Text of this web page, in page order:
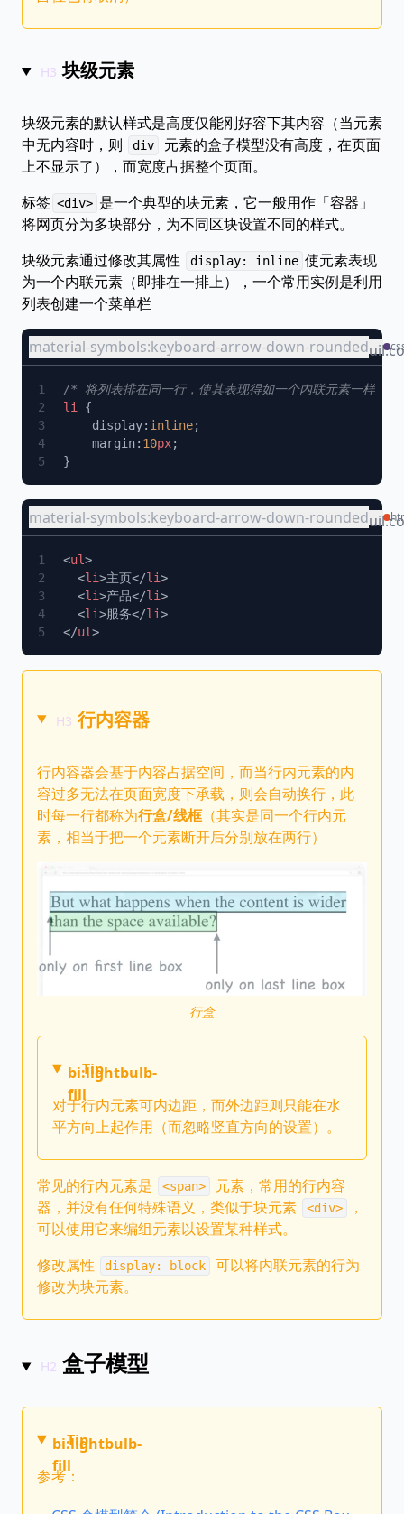
块级元素
块级元素的默认样式是高度仅能刚好容下其内容（当元素
中无内容时，则
div
元素的盒子模型没有高度，在页面
上不显示了），而宽度占据整个页面。
标签 <div> 是一个典型的块元素，它一般用作「容器」
将网页分为多块部分，为不同区块设置不同的样式。
块级元素通过修改其属性
display: inline 使元素表现
为一个内联元素（即排在一排上），一个常用实例是利用
列表创建一个菜单栏
material-symbols:keyboard-arrow-down-rounded
li
    display:
inline
    margin:
10px
material-symbols:keyboard-arrow-down-rounded
<ul
  <
li>主页</li
  <
li>产品</li
  <
li>服务</li
</ul
行内容器
行内容器会基于内容占据空间，而当行内元素的内
容过多无法在页面宽度下承载，则会自动换行，此
时每一行都称为行盒/线框（其实是同一个行内元
素，相当于把一个元素断开后分别放在两行）
行盒
bi:lightbulb-
fill
Tip
对于行内元素可内边距，而外边距则只能在水
平方向上起作用（而忽略竖直方向的设置）。
常见的行内元素是 <span>
元素，常用的行内容
器，并没有任何特殊语义，类似于块元素
<div>
，
可以使用它来编组元素以设置某种样式。
修改属性
display: block
可以将内联元素的行为
修改为块元素。
盒子模型
bi:lightbulb-
fill
Tip
参考：